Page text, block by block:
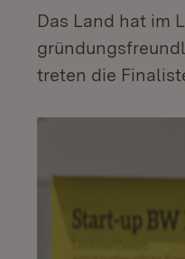
Das Land hat im
treten die